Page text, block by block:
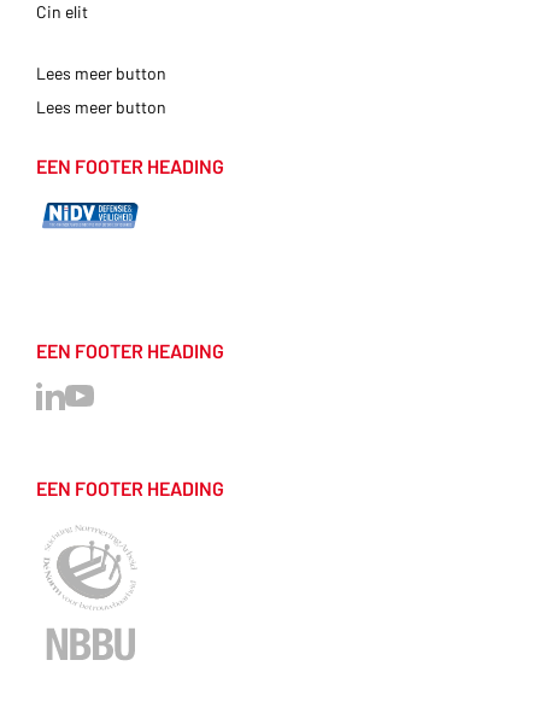
Cin elit
Lees meer button
Lees meer button
EEN FOOTER HEADING
EEN FOOTER HEADING
EEN FOOTER HEADING